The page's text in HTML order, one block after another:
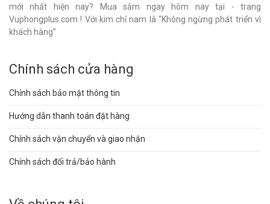
mới nhất hiện nay? Mua sắm ngay hôm nay tại - trang
Vuphongplus.com ! Với kim chỉ nam là “Không ngừng phát triển vì
khách hàng”
Chính sách cửa hàng
Chính sách bảo mật thông tin
Hướng dẫn thanh toán đặt hàng
Chính sách vận chuyển và giao nhận
Chính sách đổi trả/bảo hành